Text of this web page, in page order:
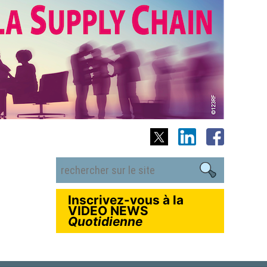
Inscrivez-vous à la
VIDEO NEWS
Quotidienne